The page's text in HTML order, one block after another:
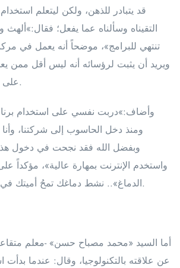
قد يتبادر للذهن، ولكن ليتعلم
التقيناه وسألناه عما يفعل؛ فقال:»ألهث
تنتهي للبرامج»، موضحاً أنه يعمل في
ويريد أن يثبت لرؤسائه أنه ليس أقل ممن
على تفهم الأدوات الحديثة.
وأضاف:»دربت نفسي على استخدام
ومنذ دخل الحاسوب إلى شركتنا،
وبفضل الله فقد نجحت في دخول
واستخدم الإنترنت بمهارة عالية»، مؤكداً
الدماغ».. نشط دماغك تمحُ أميتك في أي شيء وكل شيء.
عن علاقته بالتكنولوجيا، وقال: عندما